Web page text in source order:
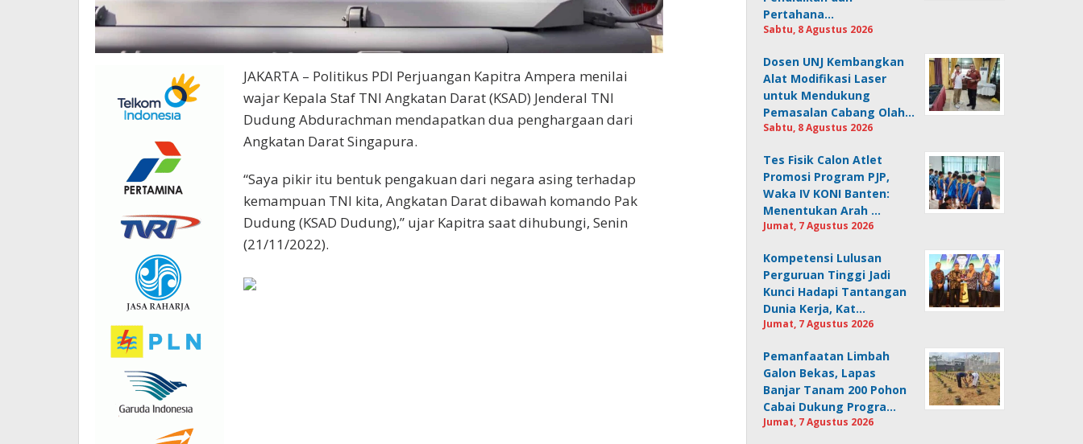
JAKARTA – Politikus PDI Perjuangan Kapitra Ampera menilai
wajar Kepala Staf TNI Angkatan Darat (KSAD) Jenderal TNI
Dudung Abdurachman mendapatkan dua penghargaan dari
Angkatan Darat Singapura.
“Saya pikir itu bentuk pengakuan dari negara asing terhadap
kemampuan TNI kita, Angkatan Darat dibawah komando Pak
Dudung (KSAD Dudung),” ujar Kapitra saat dihubungi, Senin
(21/11/2022).
Pertahana…
Sabtu, 8 Agustus 2026
Dosen UNJ Kembangkan
Alat Modifikasi Laser
untuk Mendukung
Pemasalan Cabang Olah…
Sabtu, 8 Agustus 2026
Tes Fisik Calon Atlet
Promosi Program PJP,
Waka IV KONI Banten:
Menentukan Arah …
Jumat, 7 Agustus 2026
Kompetensi Lulusan
Perguruan Tinggi Jadi
Kunci Hadapi Tantangan
Dunia Kerja, Kat…
Jumat, 7 Agustus 2026
Pemanfaatan Limbah
Galon Bekas, Lapas
Banjar Tanam 200 Pohon
Cabai Dukung Progra…
Jumat, 7 Agustus 2026